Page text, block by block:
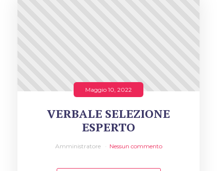
Maggio 10, 2022
VERBALE SELEZIONE
ESPERTO
Amministratore Nessun commento